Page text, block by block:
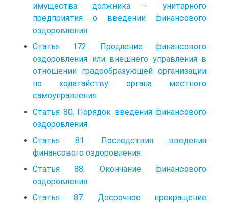
имущества должника - унитарного
предприятия о введении финансового
оздоровления
Статья 172. Продление финансового
оздоровления или внешнего управления в
отношении градообразующей организации
по ходатайству органа местного
самоуправления
Статья 80. Порядок введения финансового
оздоровления
Статья 81. Последствия введения
финансового оздоровления
Статья 88. Окончание финансового
оздоровления
Статья 87. Досрочное прекращение